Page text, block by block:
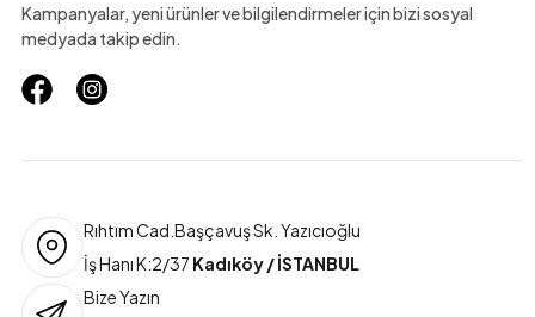
Kampanyalar, yeni ürünler ve bilgilendirmeler için bizi sosyal
medyada takip edin.
Rıhtım Cad.Başçavuş Sk. Yazıcıoğlu
İş Hanı K:2/37 Kadıköy / İSTANBUL
Bize Yazın